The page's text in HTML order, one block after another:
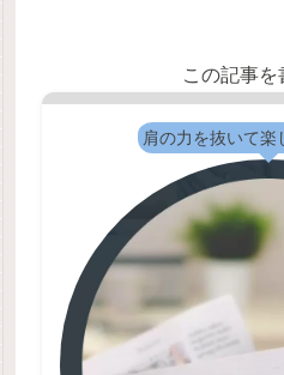
この記事を
肩の力を抜いて楽